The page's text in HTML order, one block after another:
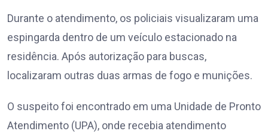
Durante o atendimento, os policiais visualizaram uma
espingarda dentro de um veículo estacionado na
residência. Após autorização para buscas,
localizaram outras duas armas de fogo e munições.
O suspeito foi encontrado em uma Unidade de Pronto
Atendimento (UPA), onde recebia atendimento